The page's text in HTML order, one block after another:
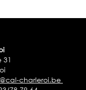
31
charleroi.be